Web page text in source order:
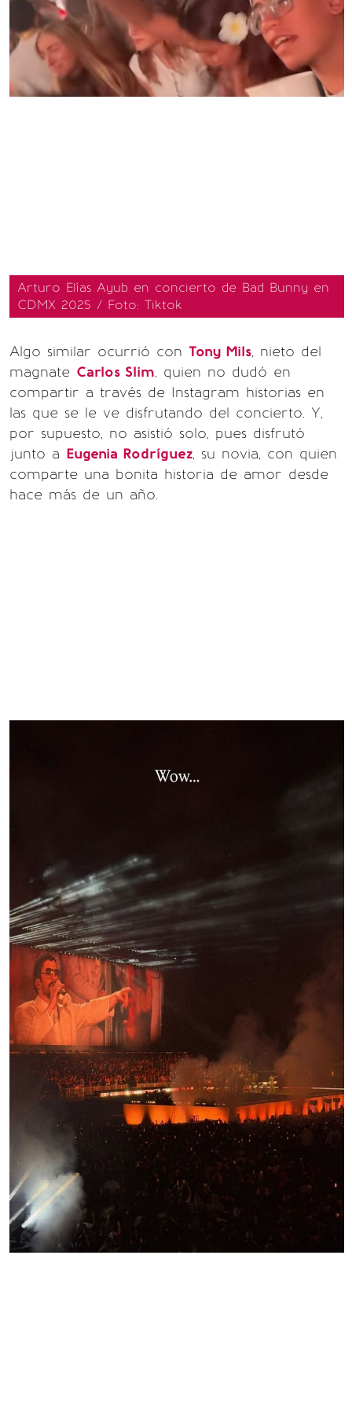
Arturo Elías Ayub en concierto de Bad Bunny en
CDMX 2025 / Foto: Tiktok
Algo similar ocurrió con Tony Mils, nieto del
magnate Carlos Slim, quien no dudó en
compartir a través de Instagram historias en
las que se le ve disfrutando del concierto. Y,
por supuesto, no asistió solo, pues disfrutó
junto a Eugenia Rodríguez, su novia, con quien
comparte una bonita historia de amor desde
hace más de un año.